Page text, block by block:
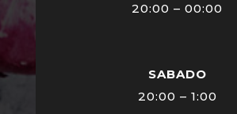
20:00 – 00:00
SABADO
20:00 – 1:00